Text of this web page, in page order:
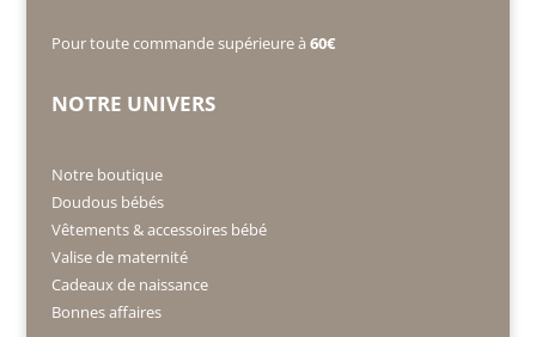
Pour toute commande supérieure à 60€
NOTRE UNIVERS
Notre boutique
Doudous bébés
Vêtements & accessoires bébé
Valise de maternité
Cadeaux de naissance
Bonnes affaires